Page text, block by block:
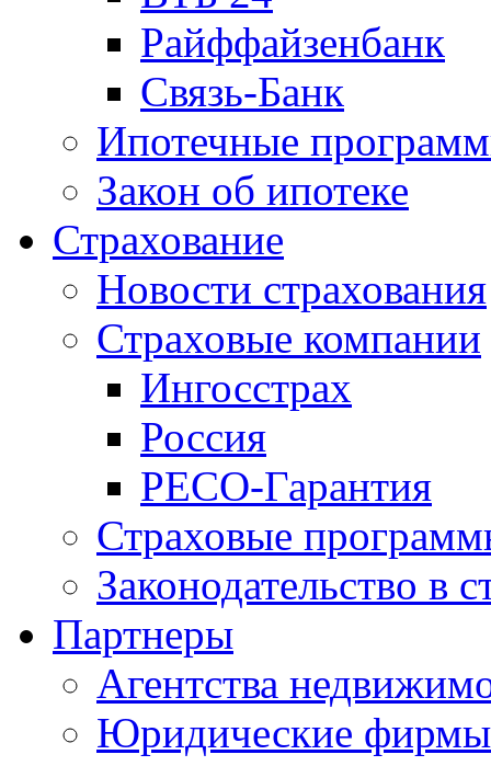
Райффайзенбанк
Связь-Банк
Ипотечные
Закон об ипотеке
Страхование
Новости страхования
Страховые компании
Ингосстрах
Россия
РЕСО-Гарантия
Страховые
Законодательство в
Партнеры
Агентства
Юридические фирмы